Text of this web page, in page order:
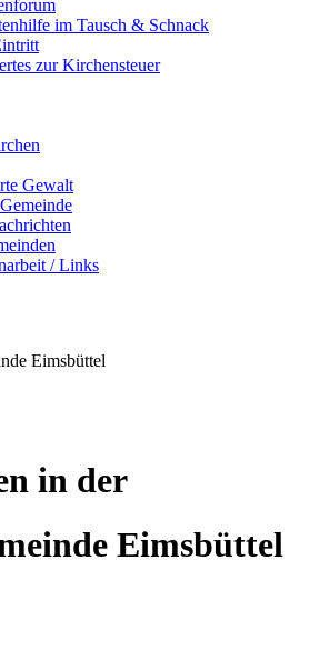
im Tausch & Schnack
zur Kirchensteuer
Gewalt
/ Links
in der
Eimsbüttel